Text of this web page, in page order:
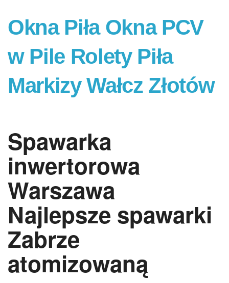
Okna Piła Okna PCV
w Pile Rolety Piła
Markizy Wałcz Złotów
Spawarka
inwertorowa
Warszawa
Najlepsze spawarki
Zabrze
atomizowaną